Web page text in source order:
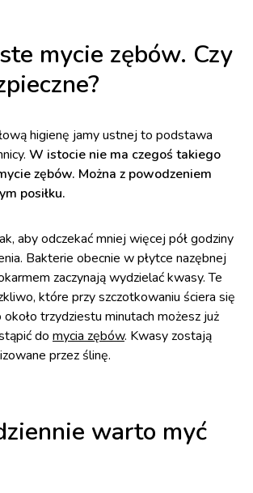
mycie zębów. Czy
higienę jamy ustnej to podstawa
W istocie nie ma czegoś takiego
zębów. Można z powodzeniem
posiłku.
aby odczekać mniej więcej pół godziny
Bakterie obecnie w płytce nazębnej
zaczynają wydzielać kwasy. Te
które przy szczotkowaniu ściera się
około trzydziestu minutach możesz już
do mycia zębów. Kwasy zostają
przez ślinę.
warto myć